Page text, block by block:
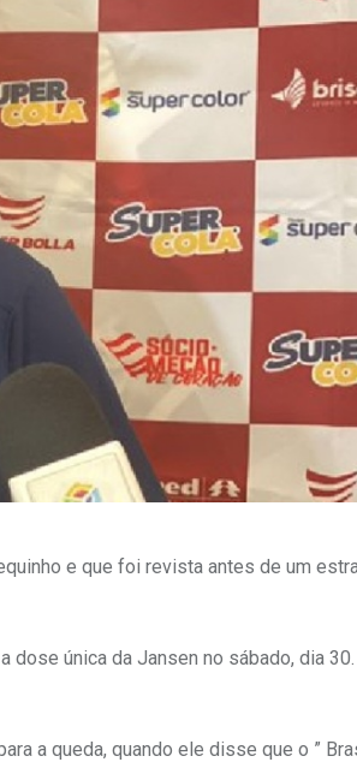
e que foi revista antes de um
dose única da Jansen no sábado, dia
a queda, quando ele disse que o ”